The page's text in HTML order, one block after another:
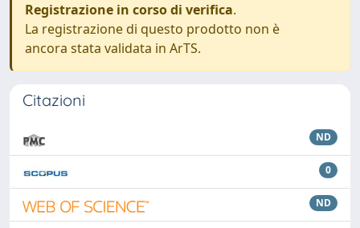
Registrazione in corso di verifica.
La registrazione di questo prodotto non è
ancora stata validata in ArTS.
Citazioni
ND
0
ND